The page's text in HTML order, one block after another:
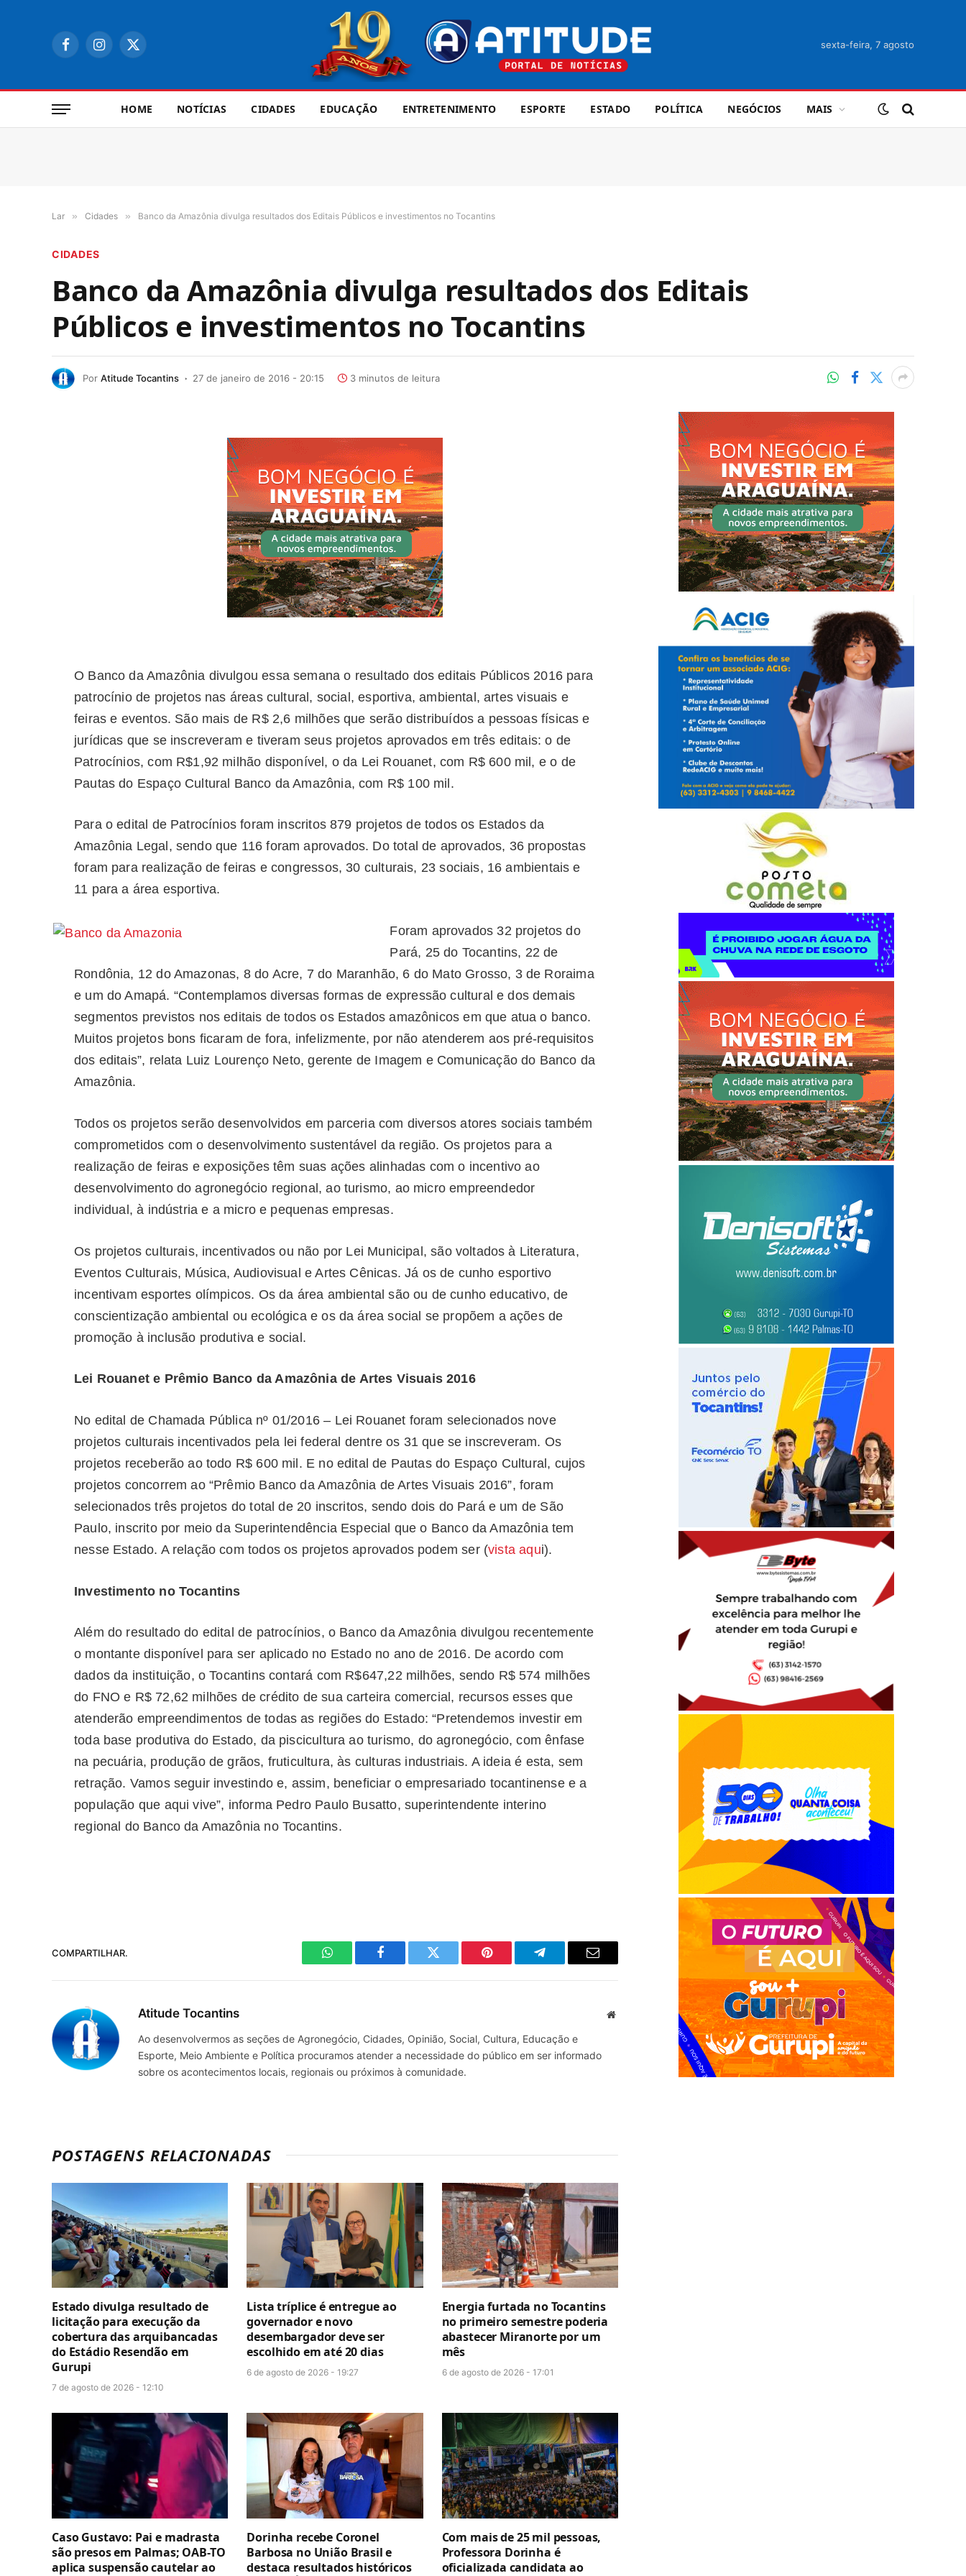
FacebookInstagram
X
sexta-feira, 7 agosto
HOME NOTÍCIAS CIDADES EDUCAÇÃO ENTRETENIMENTO ESPORTE ESTADO POLÍTICA NEGÓCIOS MAIS
Lar » Cidades » Banco da Amazônia divulga resultados dos Editais Públicos e investimentos no Tocantins
CIDADES
Banco da Amazônia divulga resultados dos Editais
Públicos e investimentos no Tocantins
Por Atitude Tocantins 27 de janeiro de 2016 - 20:15 3 minutos de leitura
O Banco da Amazônia divulgou essa semana o resultado dos editais Públicos 2016 para
patrocínio de projetos nas áreas cultural, social, esportiva, ambiental, artes visuais e
feiras e eventos. São mais de R$ 2,6 milhões que serão distribuídos a pessoas físicas e
jurídicas que se inscreveram e tiveram seus projetos aprovados em três editais: o de
Patrocínios, com R$1,92 milhão disponível, o da Lei Rouanet, com R$ 600 mil, e o de
Pautas do Espaço Cultural Banco da Amazônia, com R$ 100 mil.
Para o edital de Patrocínios foram inscritos 879 projetos de todos os Estados da
Amazônia Legal, sendo que 116 foram aprovados. Do total de aprovados, 36 propostas
foram para realização de feiras e congressos, 30 culturais, 23 sociais, 16 ambientais e
11 para a área esportiva.
Foram aprovados 32 projetos do
Pará, 25 do Tocantins, 22 de
Rondônia, 12 do Amazonas, 8 do Acre, 7 do Maranhão, 6 do Mato Grosso, 3 de Roraima
e um do Amapá. “Contemplamos diversas formas de expressão cultural e dos demais
segmentos previstos nos editais de todos os Estados amazônicos em que atua o banco.
Muitos projetos bons ficaram de fora, infelizmente, por não atenderem aos pré-requisitos
dos editais”, relata Luiz Lourenço Neto, gerente de Imagem e Comunicação do Banco da
Amazônia.
Todos os projetos serão desenvolvidos em parceria com diversos atores sociais também
comprometidos com o desenvolvimento sustentável da região. Os projetos para a
realização de feiras e exposições têm suas ações alinhadas com o incentivo ao
desenvolvimento do agronegócio regional, ao turismo, ao micro empreendedor
individual, à indústria e a micro e pequenas empresas.
Os projetos culturais, incentivados ou não por Lei Municipal, são voltados à Literatura,
Eventos Culturais, Música, Audiovisual e Artes Cênicas. Já os de cunho esportivo
incentivam esportes olímpicos. Os da área ambiental são ou de cunho educativo, de
conscientização ambiental ou ecológica e os da área social se propõem a ações de
promoção à inclusão produtiva e social.
Lei Rouanet e Prêmio Banco da Amazônia de Artes Visuais 2016
No edital de Chamada Pública nº 01/2016 – Lei Rouanet foram selecionados nove
projetos culturais incentivados pela lei federal dentre os 31 que se inscreveram. Os
projetos receberão ao todo R$ 600 mil. E no edital de Pautas do Espaço Cultural, cujos
projetos concorrem ao “Prêmio Banco da Amazônia de Artes Visuais 2016”, foram
selecionados três projetos do total de 20 inscritos, sendo dois do Pará e um de São
Paulo, inscrito por meio da Superintendência Especial que o Banco da Amazônia tem
nesse Estado. A relação com todos os projetos aprovados podem ser (vista aqui).
Investimento no Tocantins
Além do resultado do edital de patrocínios, o Banco da Amazônia divulgou recentemente
o montante disponível para ser aplicado no Estado no ano de 2016. De acordo com
dados da instituição, o Tocantins contará com R$647,22 milhões, sendo R$ 574 milhões
do FNO e R$ 72,62 milhões de crédito de sua carteira comercial, recursos esses que
atenderão empreendimentos de todas as regiões do Estado: “Pretendemos investir em
toda base produtiva do Estado, da piscicultura ao turismo, do agronegócio, com ênfase
na pecuária, produção de grãos, fruticultura, às culturas industriais. A ideia é esta, sem
retração. Vamos seguir investindo e, assim, beneficiar o empresariado tocantinense e a
população que aqui vive”, informa Pedro Paulo Busatto, superintendente interino
regional do Banco da Amazônia no Tocantins.
COMPARTILHAR.
WhatsAppFacebook Twitter Pinterest TelegramaE-
Atitude Tocantins Site
Ao desenvolvermos as seções de Agronegócio, Cidades, Opinião, Social, Cultura, Educação e
Esporte, Meio Ambiente e Política procuramos atender a necessidade do público em ser informado
sobre os acontecimentos locais, regionais ou próximos à comunidade.
POSTAGENS RELACIONADAS
Estado divulga resultado de
licitação para execução da
cobertura das arquibancadas
do Estádio Resendão em
Gurupi
7 de agosto de 2026 - 12:10
Lista tríplice é entregue ao
governador e novo
desembargador deve ser
escolhido em até 20 dias
6 de agosto de 2026 - 19:27
Energia furtada no Tocantins
no primeiro semestre poderia
abastecer Miranorte por um
mês
6 de agosto de 2026 - 17:01
Caso Gustavo: Pai e madrasta
são presos em Palmas; OAB-TO
aplica suspensão cautelar ao
Dorinha recebe Coronel
Barbosa no União Brasil e
destaca resultados históricos
Com mais de 25 mil pessoas,
Professora Dorinha é
oficializada candidata ao